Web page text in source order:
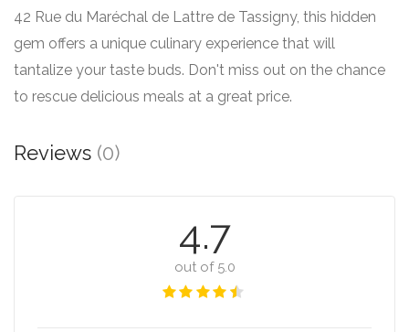
42 Rue du Maréchal de Lattre de Tassigny, this hidden
gem offers a unique culinary experience that will
tantalize your taste buds. Don't miss out on the chance
to rescue delicious meals at a great price.
Reviews (0)
4.7
out of 5.0